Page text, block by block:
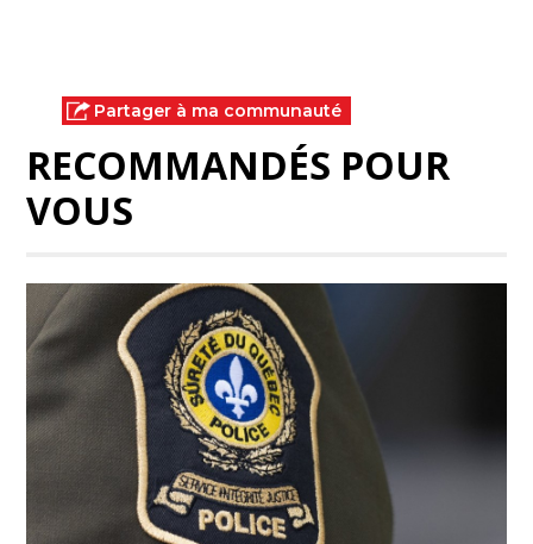
Partager à ma communauté
RECOMMANDÉS POUR
VOUS